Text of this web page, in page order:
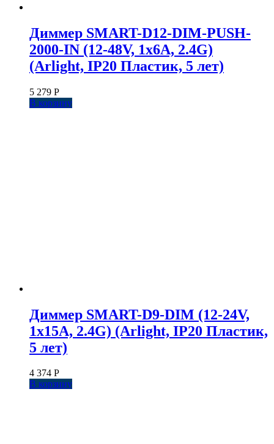
Диммер SMART-D12-DIM-PUSH-
2000-IN (12-48V, 1x6A, 2.4G)
(Arlight, IP20 Пластик, 5 лет)
5 279 Р
В корзину
Диммер SMART-D9-DIM (12-24V,
1x15A, 2.4G) (Arlight, IP20 Пластик,
5 лет)
4 374 Р
В корзину